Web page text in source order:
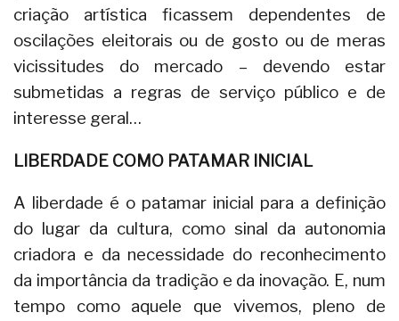
criação artística ficassem dependentes de
oscilações eleitorais ou de gosto ou de meras
vicissitudes do mercado – devendo estar
submetidas a regras de serviço público e de
interesse geral…
LIBERDADE COMO PATAMAR INICIAL
A liberdade é o patamar inicial para a definição
do lugar da cultura, como sinal da autonomia
criadora e da necessidade do reconhecimento
da importância da tradição e da inovação. E, num
tempo como aquele que vivemos, pleno de